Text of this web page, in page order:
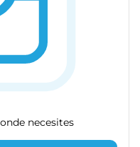
necesites